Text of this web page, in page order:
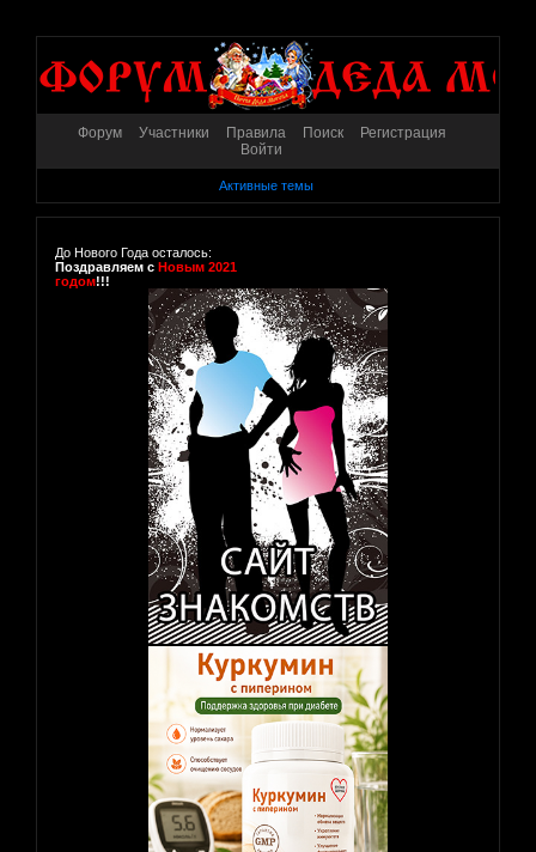
Форум Участники Правила Поиск
Регистрация
Войти
Активные темы
До Нового Года осталось:
Поздравляем с Новым 2021
годом!!!